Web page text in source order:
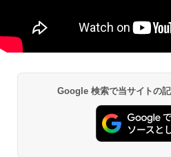
Google 検索で当サイトの